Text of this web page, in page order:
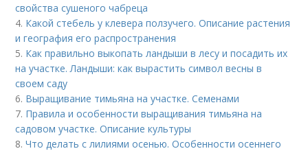
свойства сушеного чабреца
4. Какой стебель у клевера ползучего. Описание растения
и география его распространения
5. Как правильно выкопать ландыши в лесу и посадить их
на участке. Ландыши: как вырастить символ весны в
своем саду
6. Выращивание тимьяна на участке. Семенами
7. Правила и особенности выращивания тимьяна на
садовом участке. Описание культуры
8.Что делать с лилиями осенью. Особенности осеннего